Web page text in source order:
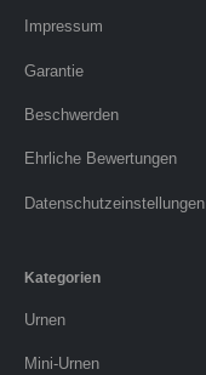
Impressum
Garantie
Beschwerden
Ehrliche Bewertungen
Datenschutzeinstellungen
Kategorien
Urnen
Mini-Urnen